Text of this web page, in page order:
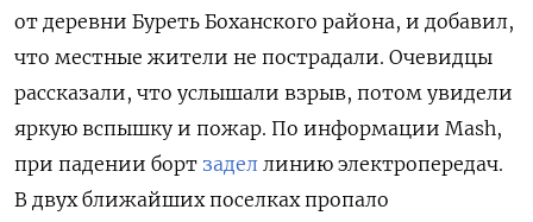
от деревни Буреть Боханского района, и добавил,
что местные жители не пострадали. Очевидцы
рассказали, что услышали взрыв, потом увидели
яркую вспышку и пожар. По информации Mash,
при падении борт задел линию электропередач.
В двух ближайших поселках пропало